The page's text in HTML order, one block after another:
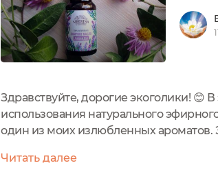
Здравствуйте, дорогие экоголики! 😊
использования натурального
один из моих излюбленных
медитации. Этот прохладный, свежий...
Читать далее